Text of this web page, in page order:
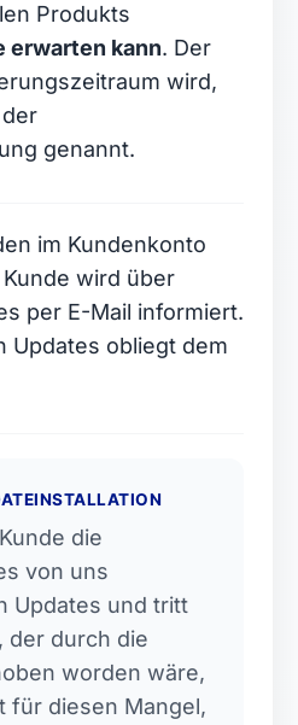
Produkts
kann. Der
wird,
genannt.
im Kundenkonto
wird über
per E-Mail informiert.
Updates obliegt dem
die
von uns
Updates und tritt
der durch die
worden wäre,
für diesen Mangel,